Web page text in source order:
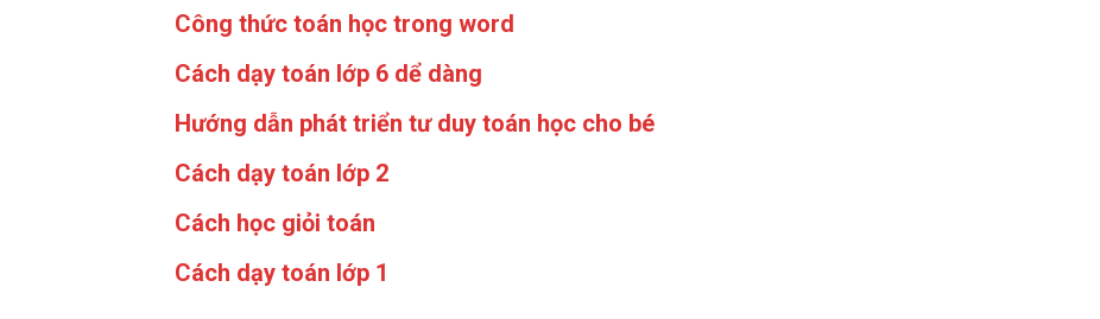
Công thức toán học trong word
Cách dạy toán lớp 6 dể dàng
Hướng dẫn phát triển tư duy toán học cho bé
Cách dạy toán lớp 2
Cách học giỏi toán
Cách dạy toán lớp 1